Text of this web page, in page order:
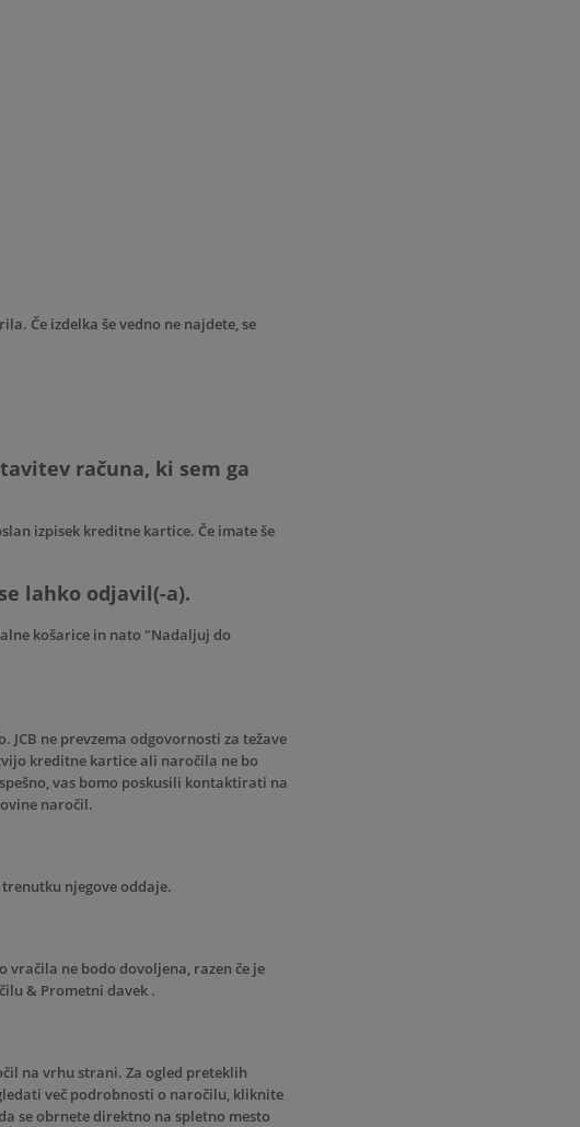
Če izdelka še vedno ne najdete, se
računa, ki sem ga
izpisek kreditne kartice. Če imate še
lahko odjavil(-a).
košarice in nato "Nadaljuj do
ne prevzema odgovornosti za težave
kreditne kartice ali naročila ne bo
vas bomo poskusili kontaktirati na
naročil.
njegove oddaje.
ne bodo dovoljena, razen če je
& Prometni davek .
na vrhu strani. Za ogled preteklih
več podrobnosti o naročilu, kliknite
se obrnete direktno na spletno mesto